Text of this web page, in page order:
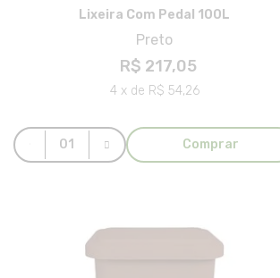
Lixeira Com Pedal 100L
Preto
R$ 217,05
4 x de R$ 54,26
Comprar